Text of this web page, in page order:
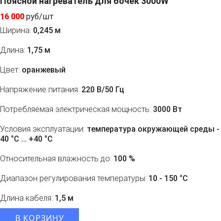
16 000 руб/шт
Ширина: 0,245 м
Длина: 1,75 м
Цвет: оранжевый
Напряжение питания: 220 В/50 Гц
Потребляемая электрическая мощность: 3000 Вт
Условия эксплуатации: температура окружающей среды -
40 °С … +40 °С
Относительная влажность до: 100 %
Диапазон регулирования температуры: 10 - 150 °С
Длина кабеля: 1,5 м
В КОРЗИНУ